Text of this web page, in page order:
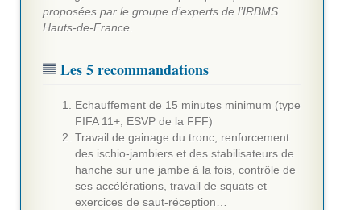
proposées par le groupe d’experts de l’IRBMS
Hauts-de-France.
Les 5 recommandations
Echauffement de 15 minutes minimum (type
FIFA 11+, ESVP de la FFF)
Travail de gainage du tronc, renforcement
des ischio-jambiers et des stabilisateurs de
hanche sur une jambe à la fois, contrôle de
ses accélérations, travail de squats et
exercices de saut-réception…